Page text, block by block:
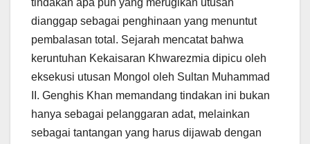
tindakan apa pun yang merugikan utusan
dianggap sebagai penghinaan yang menuntut
pembalasan total. Sejarah mencatat bahwa
keruntuhan Kekaisaran Khwarezmia dipicu oleh
eksekusi utusan Mongol oleh Sultan Muhammad
II. Genghis Khan memandang tindakan ini bukan
hanya sebagai pelanggaran adat, melainkan
sebagai tantangan yang harus dijawab dengan